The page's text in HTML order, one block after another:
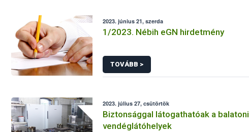
2023. június 21, szerda
1/2023. Nébih eGN hirdetmény
TOVÁBB >
2023. július 27, csütörtök
Biztonsággal látogathatóak a balatoni
vendéglátóhelyek